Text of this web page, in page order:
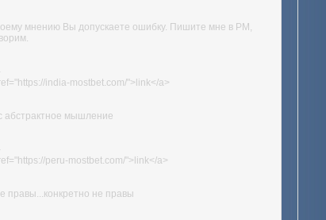
мнению Вы допускаете ошибку. Пишите мне в PM,
india-mostbet.com/">link</a>
абстрактное мышление
peru-mostbet.com/">link</a>
правы...конкретно не правы